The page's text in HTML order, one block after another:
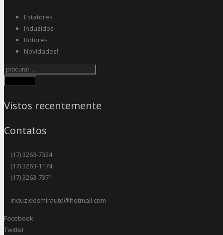
Estatores
Induzidos
Rotores
Novidades!
Vistos recentemente
Contatos
(17) 3263-7324
(17) 3263-1174
(17) 3263-7371
induzidosmirauto@hotmail.com
Facebook
Twitter